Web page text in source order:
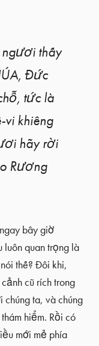
ngươi thấy
Đức
tức là
vi khiêng
hãy rời
Rương
bây giờ
quan trọng là
thế? Đôi khi,
cũ rích trong
chúng ta, và chúng
hiểm. Rồi có
mới mẻ phía